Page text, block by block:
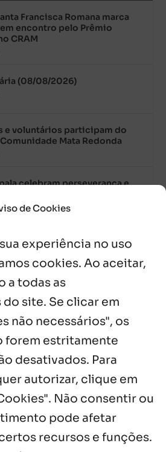
de Cookies
experiência no uso
cookies. Ao aceitar,
a todas as
site. Se clicar em
não necessários", os
forem estritamente
desativados. Para
autorizar, clique em
Não consentir ou
pode afetar
recursos e funções.
Francisca Romana marca
encontro pelo Prêmio
CRAM
(08/08/2026)
e voluntários participam do
Mata Redonda
celebram perseverança e
(07/08/2026)
esperança: Fazenda
Chapala celebra aniversário
e festa